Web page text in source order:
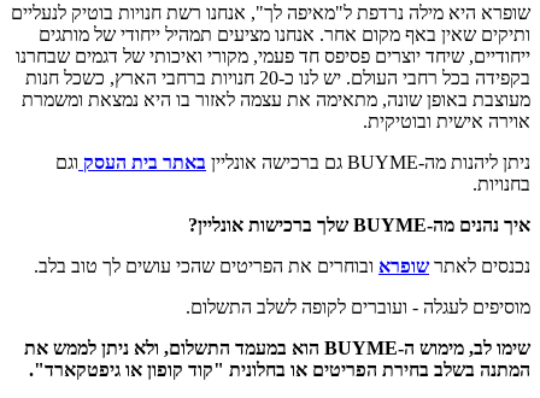
שופרא היא מילה נרדפת ל"מאיפה לך", אנחנו רשת חנויות בוטיק לנעליים
ותיקים שאין באף מקום אחר. אנחנו מציעים תמהיל ייחודי של מותגים
ייחודיים, שיחד יוצרים פסיפס חד פעמי, מקורי ואיכותי של דגמים שבחרנו
בקפידה בכל רחבי העולם. יש לנו כ-20 חנויות ברחבי הארץ, כשכל חנות
מעוצבת באופן שונה, מתאימה את עצמה לאזור בו היא נמצאת ומשמרת
אוירה אישית ובוטיקית.
ניתן ליהנות מה-BUYME גם ברכישה אונליין
באתר בית העסק וגם
בחנויות.
איך נהנים מה-BUYME שלך ברכישות אונליין?
נכנסים לאתר שופרא ובוחרים את הפריטים שהכי עושים לך טוב בלב.
מוסיפים לעגלה - ועוברים לקופה לשלב התשלום.
שימו לב, מימוש ה-BUYME הוא במעמד התשלום, ולא ניתן לממש את
המתנה בשלב בחירת הפריטים או בחלונית "קוד קופון או גיפטקארד".